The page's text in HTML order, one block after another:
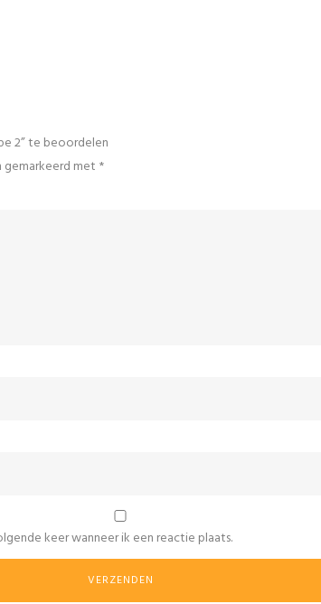
2” te beoordelen
met *
keer wanneer ik een reactie plaats.